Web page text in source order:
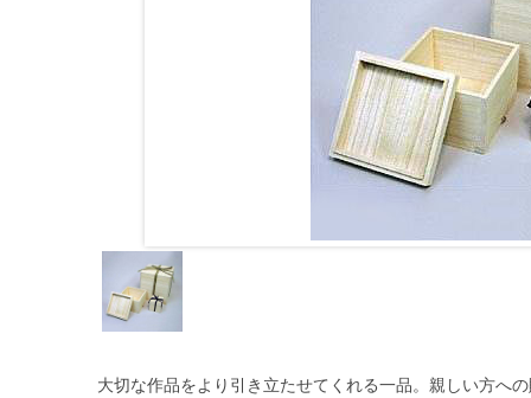
大切な作品をより引き立たせてくれる一品。親しい方へ